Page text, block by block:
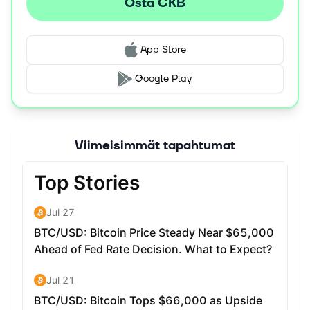
App Store
Google Play
Viimeisimmät tapahtumat